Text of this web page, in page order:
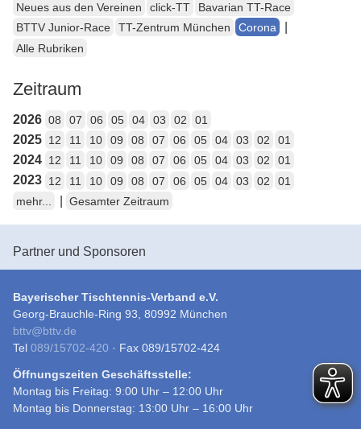
Neues aus den Vereinen
click-TT
Bavarian TT-Race
BTTV Junior-Race
TT-Zentrum München Corona
Alle Rubriken
Zeitraum
2026 08 07 06 05 04 03 02 01
2025 12 11 10 09 08 07 06 05 04 03 02 01
2024 12 11 10 09 08 07 06 05 04 03 02 01
2023 12 11 10 09 08 07 06 05 04 03 02
01
mehr...
Gesamter Zeitraum
Partner und Sponsoren
Bayerischer Tischtennis-Verband e.V.
Georg-Brauchle-Ring 93, 80992 München
bttv@bttv.de
Tel 089/15702-420 · Fax 089/15702-424
Öffnungszeiten Geschäftsstelle:
Montag bis Freitag: 9:00 Uhr – 12:00 Uhr
Montag bis Donnerstag: 13:00 Uhr – 16:00 Uhr